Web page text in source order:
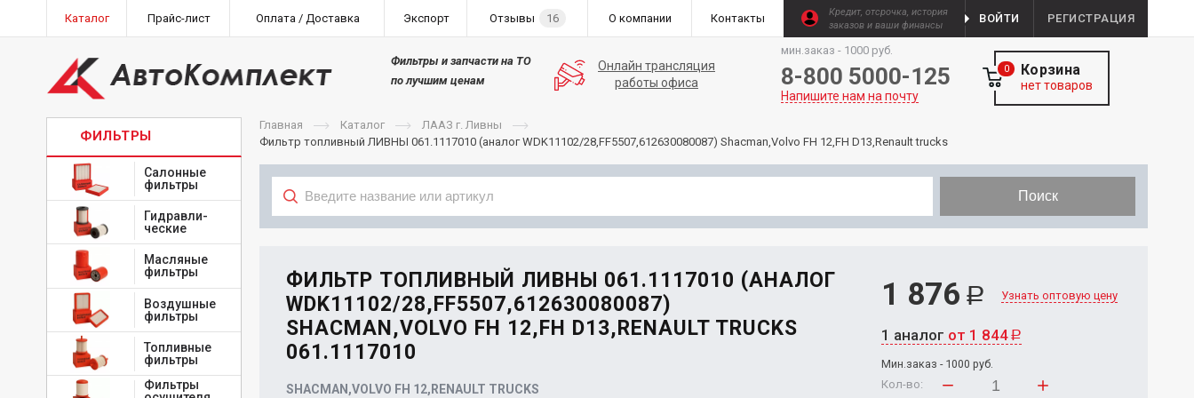
Каталог Прайс-лист Оплата / Доставка Экспорт Отзывы 16 О компании Контакты
Кредит, отсрочка, история
заказов и ваши финансы
ВОЙТИ РЕГИСТРАЦИЯ
Фильтры и запчасти на ТО
по лучшим ценам
Онлайн трансляция
работы офиса
мин.заказ - 1000 руб.
8-800 5000-125
Напишите нам на почту
Корзина
0
нет товаров
ФИЛЬТРЫ
Салонные
фильтры
Гидравли-
ческие
Масляные
фильтры
Воздушные
фильтры
Топливные
фильтры
Фильтры
Главная Каталог
ЛААЗ г. Ливны
Фильтр топливный ЛИВНЫ 061.1117010 (аналог WDK11102/28,FF5507,612630080087) Shacman,Volvo FH 12,FH D13,Renault trucks
Поиск
ФИЛЬТР ТОПЛИВНЫЙ ЛИВНЫ 061.1117010 (АНАЛОГ
WDK11102/28,FF5507,612630080087)
SHACMAN,VOLVO FH 12,FH D13,RENAULT TRUCKS
061.1117010
SHACMAN,VOLVO FH 12,RENAULT TRUCKS
1 876 Р Узнать оптовую цену
1 аналог от 1 844 Р
Мин.заказ - 1000 руб.
Кол-во: